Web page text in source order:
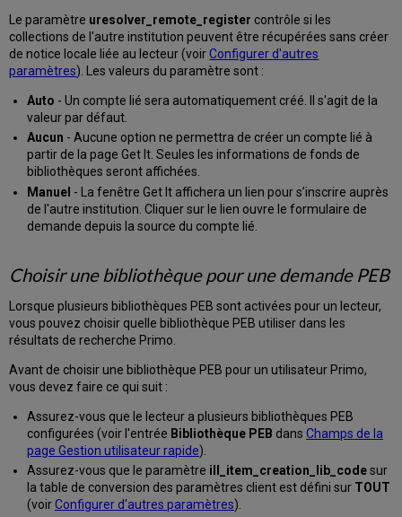
Le paramètre uresolver_remote_register contrôle si les
collections de l'autre institution peuvent être récupérées sans créer
de notice locale liée au lecteur (voirConfigurer d'autres
paramètres). Les valeurs du paramètre sont :
Auto - Un compte lié sera automatiquement créé. Il s'agit de la
valeur par défaut.
Aucun - Aucune option ne permettra de créer un compte lié à
partir de la page Get It. Seules les informations de fonds de
bibliothèques seront affichées.
Manuel - La fenêtre Get It affichera un lien pour s’inscrire auprès
de l'autre institution. Cliquer sur le lien ouvre le formulaire de
demande depuis la source du compte lié.
Choisir une bibliothèque pour une demande PEB
Lorsque plusieurs bibliothèques PEB sont activées pour un lecteur,
vous pouvez choisir quelle bibliothèque PEB utiliser dans les
résultats de recherche Primo.
Avant de choisir une bibliothèque PEB pour un utilisateur Primo,
vous devez faire ce qui suit :
Assurez-vous que le lecteur a plusieurs bibliothèques PEB
configurées (voir l'entrée Bibliothèque PEB dans Champs de la
page Gestion utilisateur rapide).
Assurez-vous que le paramètre ill_item_creation_lib_codesur
la table de conversion des paramètres client est défini sur TOUT
(voirConfigurer d'autres paramètres).